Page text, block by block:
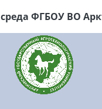
ФГБОУ ВО